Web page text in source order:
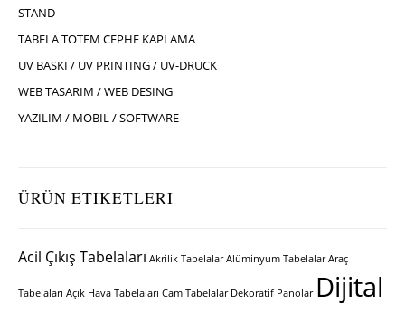
STAND
TABELA TOTEM CEPHE KAPLAMA
UV BASKI / UV PRINTING / UV-DRUCK
WEB TASARIM / WEB DESING
YAZILIM / MOBIL / SOFTWARE
ÜRÜN ETIKETLERI
Acil Çıkış Tabelaları Akrilik Tabelalar Alüminyum Tabelalar Araç
Tabelaları Açık Hava Tabelaları Cam Tabelalar Dekoratif Panolar Dijital